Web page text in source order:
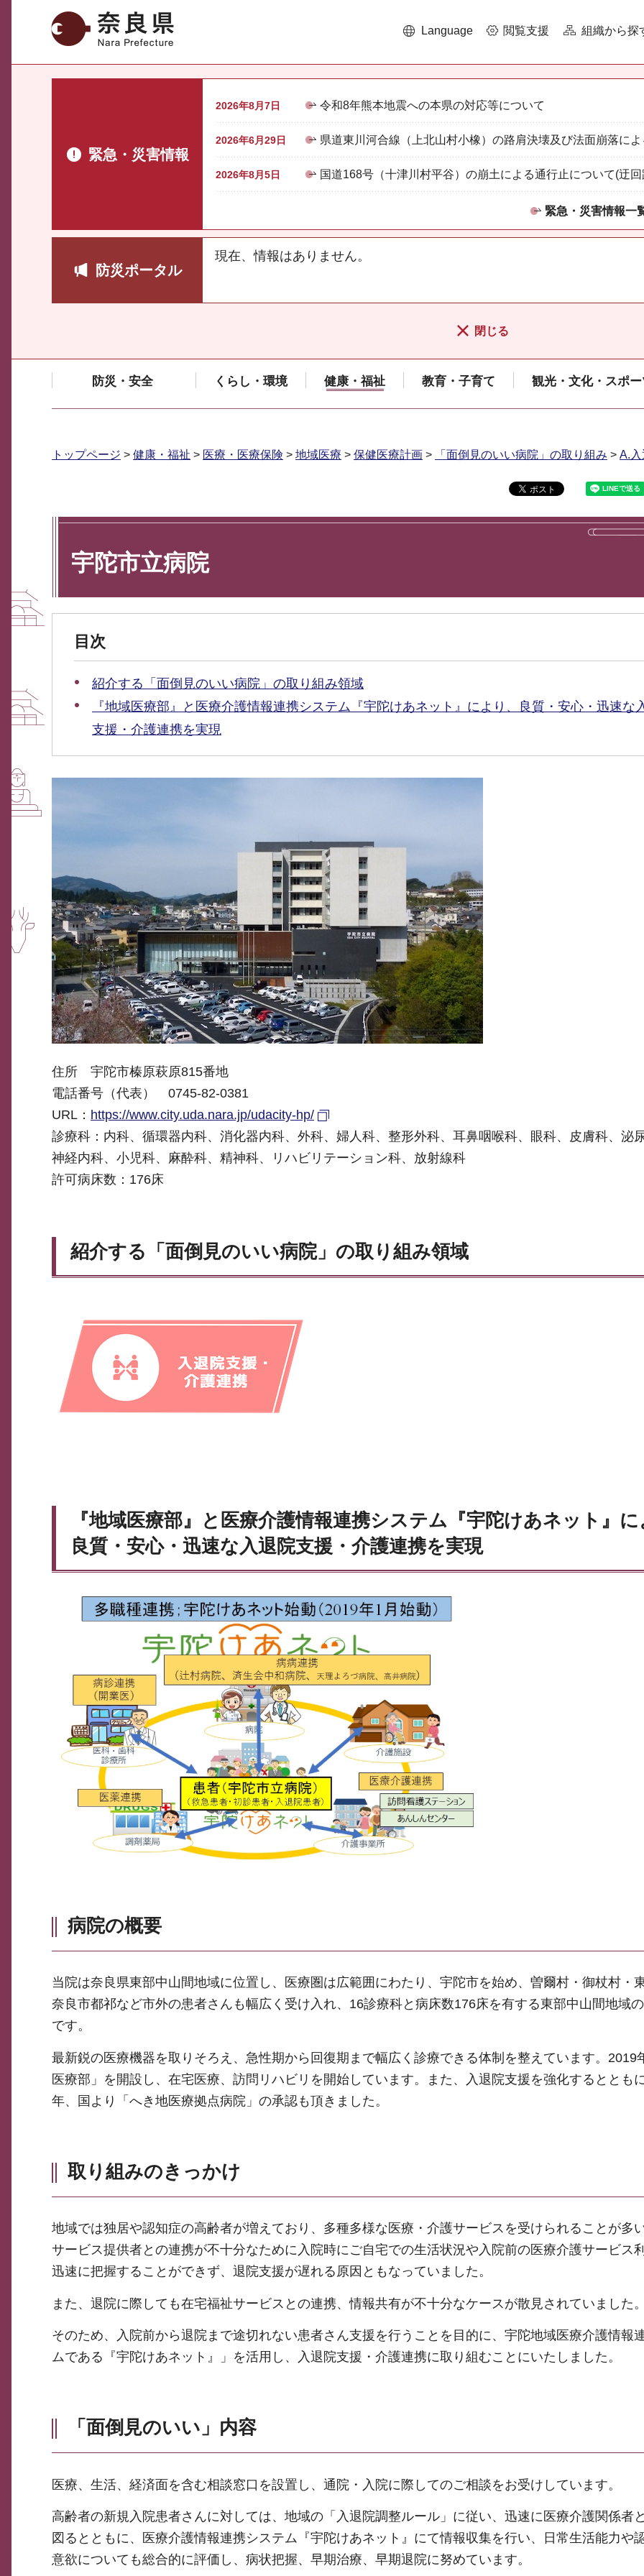
奈良県 Language 閲覧支援 組織から探
緊急・災害情報
2026年8月7日 令和8年熊本地震への本県の対応等について
2026年6月29日 県道東川河合線（上北山村小橡）の路肩決壊及び法面崩落に
2026年8月5日 国道168号（十津川村平谷）の崩土による通行止について(迂
緊急・災害情報一
防災ポータル
現在、情報はありません。
閉じる
防災・安全 くらし・環境 健康・福祉 教育・子育て 観光・文化・スポー
トップページ > 健康・福祉 > 医療・医療保険 > 地域医療 > 保健医療計画 > 「面倒見のいい病院」の取り組み > A.
宇陀市立病院
目次
紹介する「面倒見のいい病院」の取り組み領域
『地域医療部』と医療介護情報連携システム『宇陀けあネット』により、良質・安心・迅速な
支援・介護連携を実現
住所 宇陀市榛原萩原815番地
電話番号（代表） 0745-82-0381
URL： https://www.city.uda.nara.jp/udacity-hp/
診療科：内科、循環器内科、消化器内科、外科、婦人科、整形外科、耳鼻咽喉科、眼科、皮膚科、泌
神経内科、小児科、麻酔科、精神科、リハビリテーション科、放射線科
許可病床数：176床
紹介する「面倒見のいい病院」の取り組み領域
『地域医療部』と医療介護情報連携システム『宇陀けあネット』
良質・安心・迅速な入退院支援・介護連携を実現
病院の概要
当院は奈良県東部中山間地域に位置し、医療圏は広範囲にわたり、宇陀市を始め、曽爾村・御杖村・
奈良市都祁など市外の患者さんも幅広く受け入れ、16診療科と病床数176床を有する東部中山間地域
です。
最新鋭の医療機器を取りそろえ、急性期から回復期まで幅広く診療できる体制を整えています。2019
医療部」を開設し、在宅医療、訪問リハビリを開始しています。また、入退院支援を強化するととも
年、国より「へき地医療拠点病院」の承認も頂きました。
取り組みのきっかけ
地域では独居や認知症の高齢者が増えており、多種多様な医療・介護サービスを受けられることが多
サービス提供者との連携が不十分なために入院時にご自宅での生活状況や入院前の医療介護サービス
迅速に把握することができず、退院支援が遅れる原因ともなっていました。
また、退院に際しても在宅福祉サービスとの連携、情報共有が不十分なケースが散見されていました
そのため、入院前から退院まで途切れない患者さん支援を行うことを目的に、宇陀地域医療介護情報
ムである『宇陀けあネット』」を活用し、入退院支援・介護連携に取り組むことにいたしました。
「面倒見のいい」内容
医療、生活、経済面を含む相談窓口を設置し、通院・入院に際してのご相談をお受けしています。
高齢者の新規入院患者さんに対しては、地域の「入退院調整ルール」に従い、迅速に医療介護関係者
図るとともに、医療介護情報連携システム『宇陀けあネット』にて情報収集を行い、日常生活能力や
意欲についても総合的に評価し、病状把握、早期治療、早期退院に努めています。